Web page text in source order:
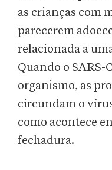
as crianças com
parecerem
relacionada a
Quando o SARS-
organismo, as
circundam o
como acontece
fechadura.